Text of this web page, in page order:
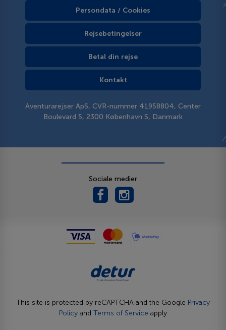
Persondata / Cookies
Rejsebetingelser
Betal din rejse
Kontakt
Aventurarejser ApS, CVR-nummer 41958804, Center
Boulevard 5, 2300 København S, Danmark
Sociale medier
This site is protected by reCAPTCHA and the Google Privacy
Policy and Terms of Service apply